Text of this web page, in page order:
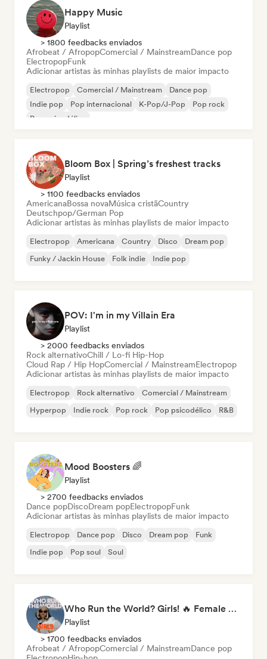
Happy Music
Playlist
> 1800 feedbacks enviados
Afrobeat / AfropopComercial / MainstreamDance pop
ElectropopFunk
Adicionar artistas às minhas playlists de maior impacto
Electropop Comercial / Mainstream
Dance pop
Indie pop
Pop internacional K-Pop/J-Pop
Pop rock
Pop psicodélico
Bloom Box | Spring’s freshest tracks
Playlist
> 1100 feedbacks enviados
AmericanaBossa novaMúsica cristãCountry
Deutschpop/German Pop
Adicionar artistas às minhas playlists de maior impacto
Electropop Americana Country Disco
Dream pop
Funky / Jackin House
Folk indie Indie pop
POV: I'm in my Villain Era
Playlist
> 2000 feedbacks enviados
Rock alternativoChill / Lo-fi Hip-Hop
Cloud Rap / Hip HopComercial / MainstreamElectropop
Adicionar artistas às minhas playlists de maior impacto
Electropop Rock alternativo
Comercial / Mainstream
Hyperpop
Indie rock Pop rock Pop psicodélico R&B
Mood Boosters 🌈
Playlist
> 2700 feedbacks enviados
Dance popDiscoDream popElectropopFunk
Adicionar artistas às minhas playlists de maior impacto
Electropop Dance pop Disco Dream pop
Funk
Indie pop
Pop soul Soul
Who Run the World? Girls! 🔥 Female Empowerment Pop & Girl-Power Anthems
Playlist
> 1700 feedbacks enviados
Afrobeat / AfropopComercial / MainstreamDance pop